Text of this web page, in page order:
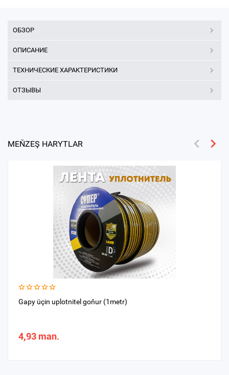
ОБЗОР
ОПИСАНИЕ
ТЕХНИЧЕСКИЕ ХАРАКТЕРИСТИКИ
ОТЗЫВЫ
MEŇZEŞ HARYTLAR
Gapy üçin uplotnitel goňur (1metr)
4,93 man.